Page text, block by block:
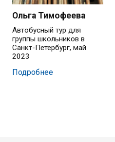
Ольга Тимофеева
Автобусный тур для
группы школьников в
Санкт-Петербург, май
2023
Подробнее